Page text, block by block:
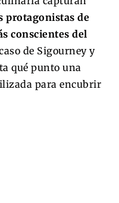
protagonistas de
conscientes del
de Sigourney y
qué punto una
para encubrir